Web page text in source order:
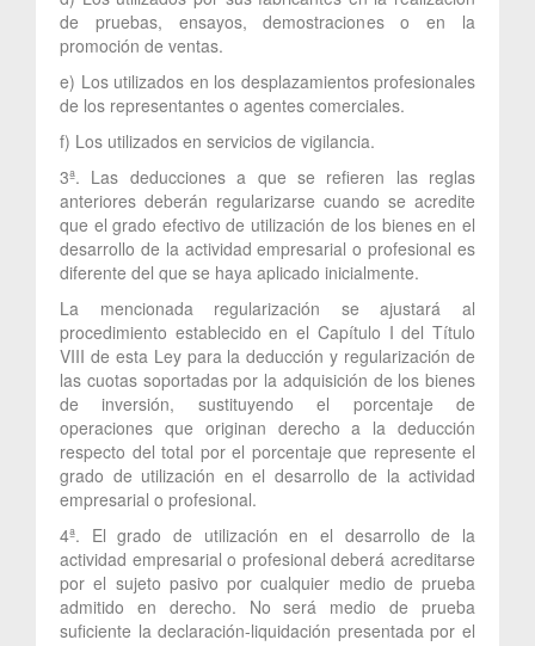
de pruebas, ensayos, demostraciones o en la
promoción de ventas.
e) Los utilizados en los desplazamientos profesionales
de los representantes o agentes comerciales.
f) Los utilizados en servicios de vigilancia.
3ª. Las deducciones a que se refieren las reglas
anteriores deberán regularizarse cuando se acredite
que el grado efectivo de utilización de los bienes en el
desarrollo de la actividad empresarial o profesional es
diferente del que se haya aplicado inicialmente.
La mencionada regularización se ajustará al
procedimiento establecido en el Capítulo I del Título
VIII de esta Ley para la deducción y regularización de
las cuotas soportadas por la adquisición de los bienes
de inversión, sustituyendo el porcentaje de
operaciones que originan derecho a la deducción
respecto del total por el porcentaje que represente el
grado de utilización en el desarrollo de la actividad
empresarial o profesional.
4ª. El grado de utilización en el desarrollo de la
actividad empresarial o profesional deberá acreditarse
por el sujeto pasivo por cualquier medio de prueba
admitido en derecho. No será medio de prueba
suficiente la declaración-liquidación presentada por el